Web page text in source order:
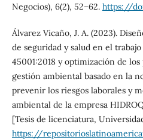
Negocios), 6(2), 52–62. https://
Álvarez Vicaño, J. A. (2023).
de seguridad y salud en el
45001:2018 y optimización de
gestión ambiental basado en la
prevenir los riesgos laborales y
ambiental de la empresa
[Tesis de licenciatura,
https://